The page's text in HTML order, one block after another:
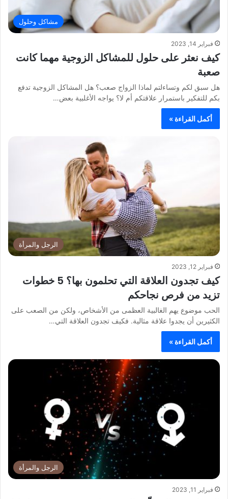
مشاكل وحلول
فبراير 14, 2023
كيف نعثر على حلول للمشاكل الزوجية مهما كانت
صعبة
هل سبق لكم وتساءلتم لماذا الزواج صعب؟ هل المشاكل الزوجية تدفع
بكم للتفكير باستمرار علاقتكم أم لا؟ يواجه الأغلبية بعض…
أكمل القراءة »
الرجل والمرأة
فبراير 12, 2023
كيف تجدون العلاقة التي تحلمون بها؟ 5 خطوات
تزيد من فرص نجاحكم
الحب موضوع يهم الغالبية العظمى من الأشخاص، ولكن من الصعب على
الكثيرين أن يجدوا علاقة مثالية. فكيف تجدون العلاقة التي…
أكمل القراءة »
الرجل والمرأة
فبراير 11, 2023